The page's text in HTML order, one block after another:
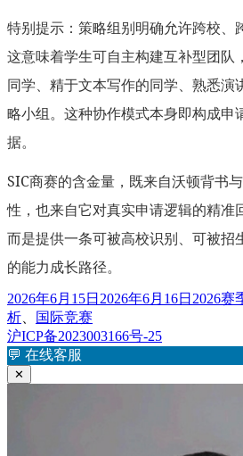
特别提示：策略组别明确允许跨校
这意味着学生可自主构建互补型团队
同学、精于文本写作的同学、熟悉演
略小组。这种协作模式本身即构成申
据。
SIC商赛的含金量，既来自沃顿背书
性，也来自它对真实申请逻辑的精
而是提供一条可被高校识别、可被招
的能力成长路径。
发
布
于
2026年6月15日 2026年6月16日 标
2026赛
析、
国际竞赛
沪ICP备2023003166号-25
💬 在线客服
✕